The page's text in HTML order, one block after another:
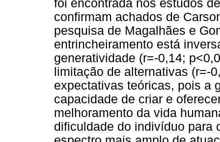
foi encontrada nos estudos
confirmam achados de
pesquisa de Magalhães e
entrincheiramento está
generatividade (r=-0,14;
limitação de alternativas (r=-
expectativas teóricas, pois a
capacidade de criar e
melhoramento da vida
dificuldade do indivíduo para